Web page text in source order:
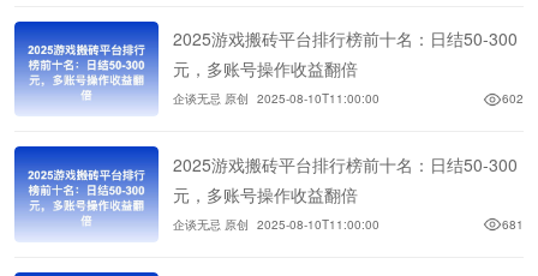
2025游戏搬砖平台排行榜前十名：日结50-300
元，多账号操作收益翻倍
企谈无忌 原创 2025-08-10T11:00:00 602
2025游戏搬砖平台排行榜前十名：日结50-300
元，多账号操作收益翻倍
企谈无忌 原创 2025-08-10T11:00:00 681